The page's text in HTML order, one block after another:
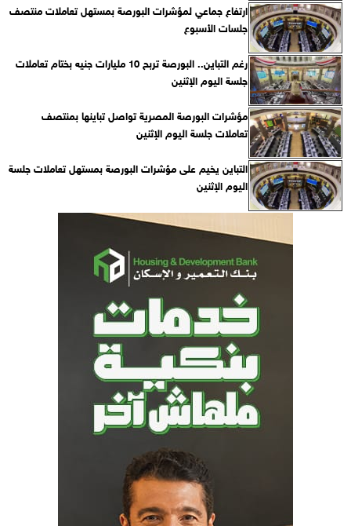
ارتفاع جماعي لمؤشرات البورصة بمستهل تعاملات منتصف
جلسات الأسبوع
رغم التباين.. البورصة تربح 10 مليارات جنيه بختام تعاملات
جلسة اليوم الإثنين
مؤشرات البورصة المصرية تواصل تباينها بمنتصف
تعاملات جلسة اليوم الإثنين
التباين يخيم على مؤشرات البورصة بمستهل تعاملات جلسة
اليوم الإثنين